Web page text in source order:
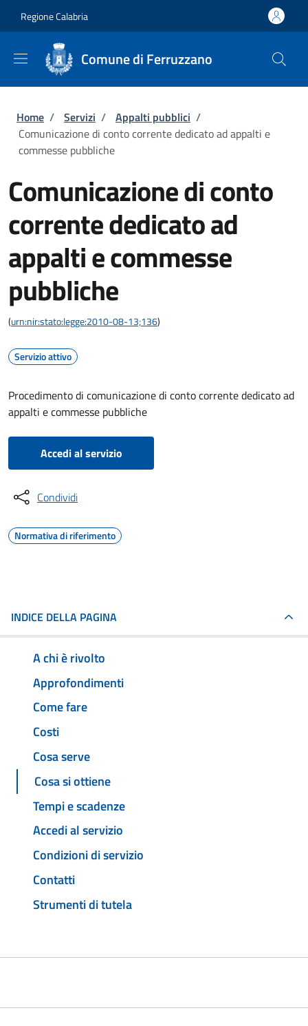
Regione Calabria
Comune di Ferruzzano
Briciole di pane
Home / Servizi / Appalti pubblici /
Comunicazione di conto corrente dedicato ad appalti e
commesse pubbliche
Comunicazione di conto
corrente dedicato ad
appalti e commesse
pubbliche
(urn:nir:stato:legge:2010-08-13;136)
Servizio attivo
Procedimento di comunicazione di conto corrente dedicato ad
appalti e commesse pubbliche
Accedi al servizio
Condividi
Normativa di riferimento
INDICE DELLA PAGINA
A chi è rivolto
Approfondimenti
Come fare
Costi
Cosa serve
Cosa si ottiene
Tempi e scadenze
Accedi al servizio
Condizioni di servizio
Contatti
Strumenti di tutela